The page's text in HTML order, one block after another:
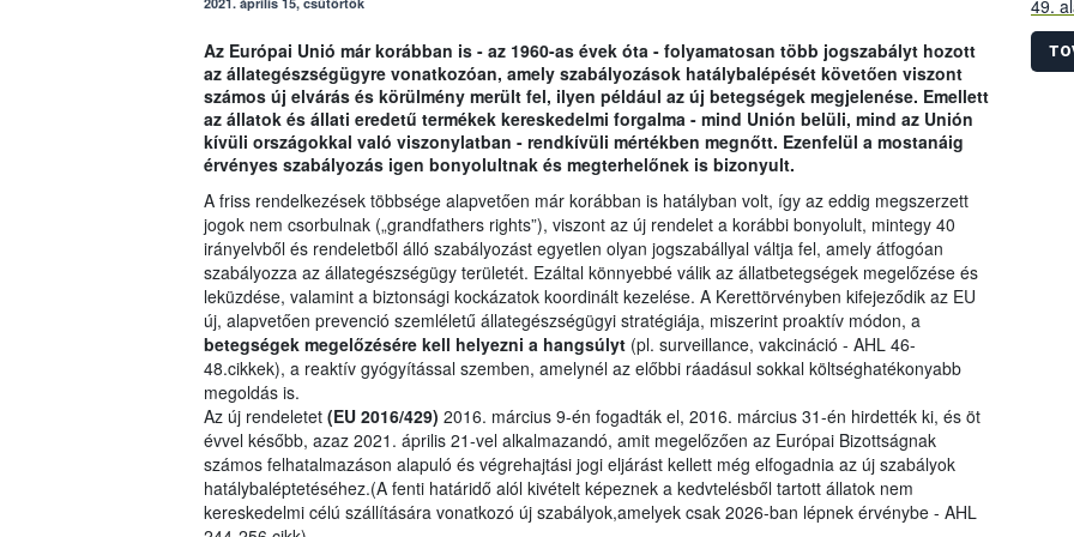
Az Európai Unió már korábban is - az 1960-as évek óta - folyamatosan több jogszabályt hozott
az állategészségügyre vonatkozóan, amely szabályozások hatálybalépését követően viszont
számos új elvárás és körülmény merült fel, ilyen például az új betegségek megjelenése. Emellett
az állatok és állati eredetű termékek kereskedelmi forgalma - mind Unión belüli, mind az Unión
kívüli országokkal való viszonylatban - rendkívüli mértékben megnőtt. Ezenfelül a mostanáig
érvényes szabályozás igen bonyolultnak és megterhelőnek is bizonyult.
A friss rendelkezések többsége alapvetően már korábban is hatályban volt, így az eddig megszerzett
jogok nem csorbulnak („grandfathers rights”), viszont az új rendelet a korábbi bonyolult, mintegy 40
irányelvből és rendeletből álló szabályozást egyetlen olyan jogszabállyal váltja fel, amely átfogóan
szabályozza az állategészségügy területét. Ezáltal könnyebbé válik az állatbetegségek megelőzése és
leküzdése, valamint a biztonsági kockázatok koordinált kezelése. A Kerettörvényben kifejeződik az EU
új, alapvetően prevenció szemléletű állategészségügyi stratégiája, miszerint proaktív módon, a
betegségek megelőzésére kell helyezni a hangsúlyt(pl. surveillance, vakcináció - AHL 46-
48.cikkek), a reaktív gyógyítással szemben, amelynél az előbbi ráadásul sokkal költséghatékonyabb
megoldás is.
Az új rendeletet (EU 2016/429) 2016. március 9-én fogadták el, 2016. március 31-én hirdették ki, és öt
évvel később, azaz 2021. április 21-vel alkalmazandó, amit megelőzően az Európai Bizottságnak
számos felhatalmazáson alapuló és végrehajtási jogi eljárást kellett még elfogadnia az új szabályok
hatálybaléptetéséhez.(A fenti határidő alól kivételt képeznek a kedvtelésből tartott állatok nem
kereskedelmi célú szállítására vonatkozó új szabályok,amelyek csak 2026-ban lépnek érvénybe - AHL
49.
előírt